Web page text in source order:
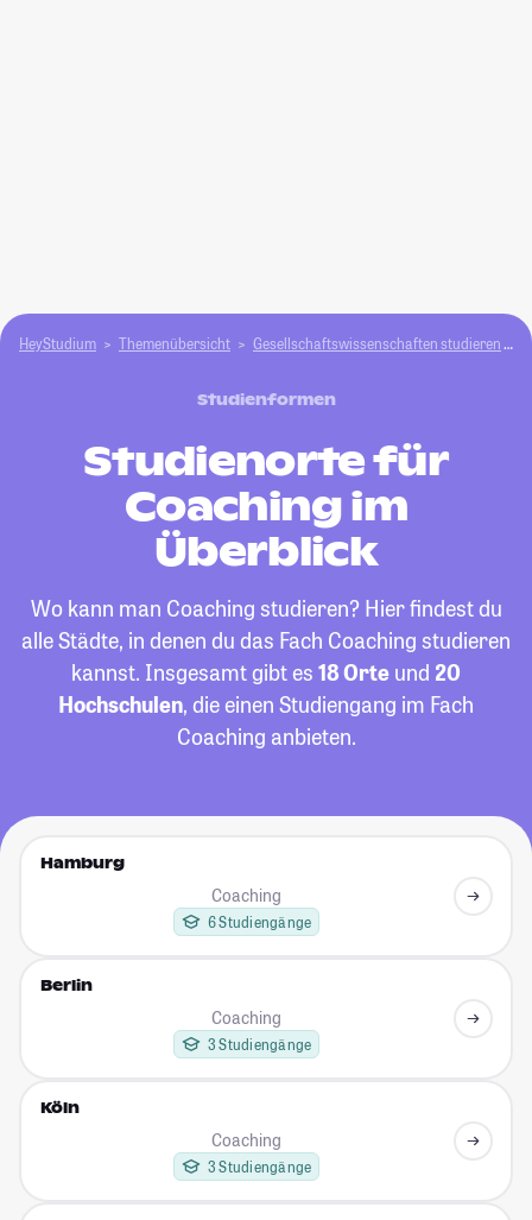
HeyStudium Themenübersicht Gesellschafts­­wissenschaften studieren
Studienformen
Studienorte für
Coaching im
Überblick
Wo kann man Coaching studieren? Hier findest du
alle Städte, in denen du das Fach Coaching studieren
kannst. Insgesamt gibt es 18 Orte und 20
Hochschulen, die einen Studiengang im Fach
Coaching anbieten.
Hamburg
Coaching
6 Studiengänge
Berlin
Coaching
3 Studiengänge
Köln
Coaching
3 Studiengänge